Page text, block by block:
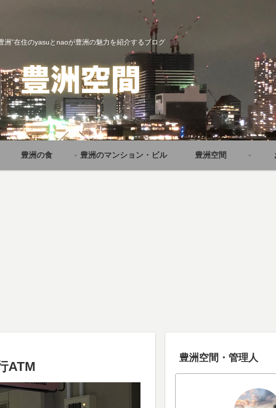
洲”在住のyasuとnaoが豊洲の魅力を紹介するブログ
豊洲の食 豊洲のマンション・ビル 豊洲空間
ATM
豊洲空間・管理人